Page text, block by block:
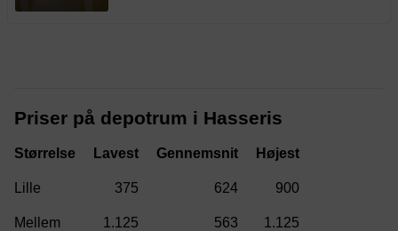
Priser på depotrum i Hasseris
Størrelse
375 624 900
1.125 563 1.125